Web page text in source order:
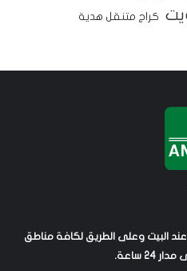
كراج متنقل هدية
البيت وعلى الطريق لكافة مناطق
24 ساعة.